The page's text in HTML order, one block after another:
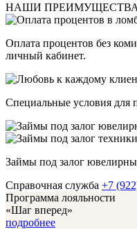
НАШИ ПРЕИМУЩЕСТВА
Оплата процентов без
личный кабинет.
Специальные условия для
Займы под залог
Справочная служба +7
Программа лояльности
«Шаг вперед»
подробнее